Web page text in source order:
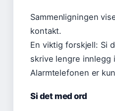
Sammenligningen
kontakt.
En viktig forskjell: Si
skrive lengre innlegg
Alarmtelefonen er
Si det med ord